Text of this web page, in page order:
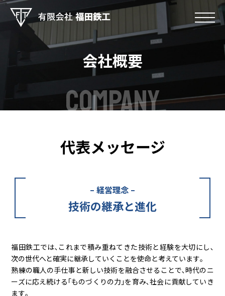
会社概要
COMPANY
代表メッセージ
– 経営理念 –
技術の継承と進化
福田鉄工では､これまで積み重ねてきた技術と経験を大切にし､
次の世代へと確実に継承していくことを使命と考えています｡
熟練の職人の手仕事と新しい技術を融合させることで､時代のニ
ーズに応え続ける｢ものづくりの力｣を育み､社会に貢献していき
ます｡